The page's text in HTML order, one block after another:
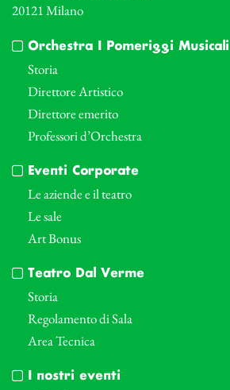
20121 Milano
Orchestra I Pomeriggi Musicali
Storia
Direttore Artistico
Direttore emerito
Professori d’Orchestra
Eventi Corporate
Le aziende e il teatro
Le sale
Art Bonus
Teatro Dal Verme
Storia
Regolamento di Sala
Area Tecnica
I nostri eventi